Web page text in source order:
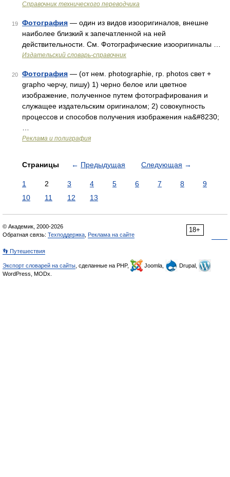
Справочник технического переводчика
19 Фотография — один из видов изооригиналов, внешне
наиболее близкий к запечатленной на ней
действительности. См. Фотографические изооригиналы …
Издательский словарь-справочник
20 Фотография — (от нем. photographie, гр. photos свет +
grapho черчу, пишу) 1) черно белое или цветное
изображение, полученное путем фотографирования и
служащее издательским оригиналом; 2) совокупность
процессов и способов получения изображения на&#8230;
Реклама и полиграфия
Страницы ← Предыдущая Следующая →
1 2 3 4 5 6 7 8
9
10
11 12 13
18+
© Академик, 2000-2026
Обратная связь: Техподдержка Реклама на сайте
👣 Путешествия
Экспорт словарей на сайты , сделанные на PHP, Joomla,
Drupal,
WordPress, MODx.